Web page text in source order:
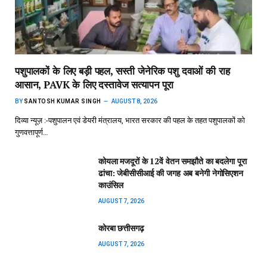
पशुपालकों के लिए बड़ी पहल, सस्ती जेनेरिक पशु दवाओं की राह
आसान, PAVK के लिए दस्तावेज सत्यापन पूरा
BY SANTOSH KUMAR SINGH AUGUST 8, 2026
दिव्या न्यूज़ :-पशुपालन एवं डेयरी मंत्रालय, भारत सरकार की पहल के तहत पशुपालकों को
गुणवत्तापूर्ण…
कोयला मजदूरों के 12वें वेतन समझौते का बदलेगा पूरा
ढांचा: जेबीसीसीआई की जगह अब बनेगी नेगोसिएशन
काउंसिल
AUGUST 7, 2026
कोरबा छत्तीसगढ़
AUGUST 7, 2026